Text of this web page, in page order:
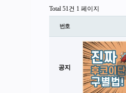
Total 51건 1 페이지
번호
공지